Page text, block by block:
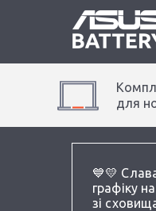
💙💛
графіку
зі
для